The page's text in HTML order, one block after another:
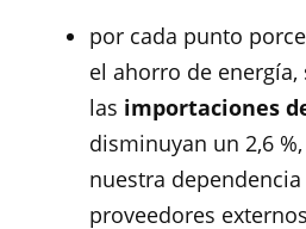
por cada punto
el ahorro de energía,
las importaciones
disminuyan un 2,6
nuestra
proveedores